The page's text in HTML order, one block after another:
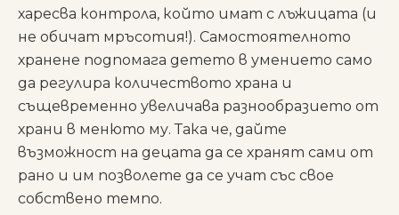
харесва контрола, който имат с лъжицата (и
не обичат мръсотия!). Самостоятелното
хранене подпомага детето в умението само
да регулира количеството храна и
същевременно увеличава разнообразието от
храни в менюто му. Така че, дайте
възможност на децата да се хранят сами от
рано и им позволете да се учат със свое
собствено темпо.